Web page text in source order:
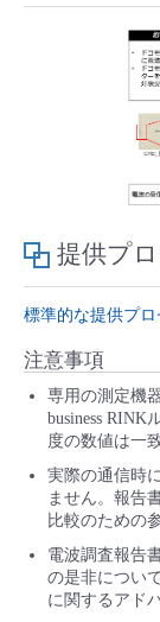
- Flexible
- Flexible
提供プ
標準的な提供プロ
注意事項
専用の測定機
business RINK
度の数値は一
実際の通信時
ません。報告
比較のための
電波調査報告
の是非につい
に関するアド